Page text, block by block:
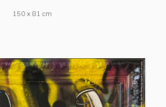
150 x 81 cm